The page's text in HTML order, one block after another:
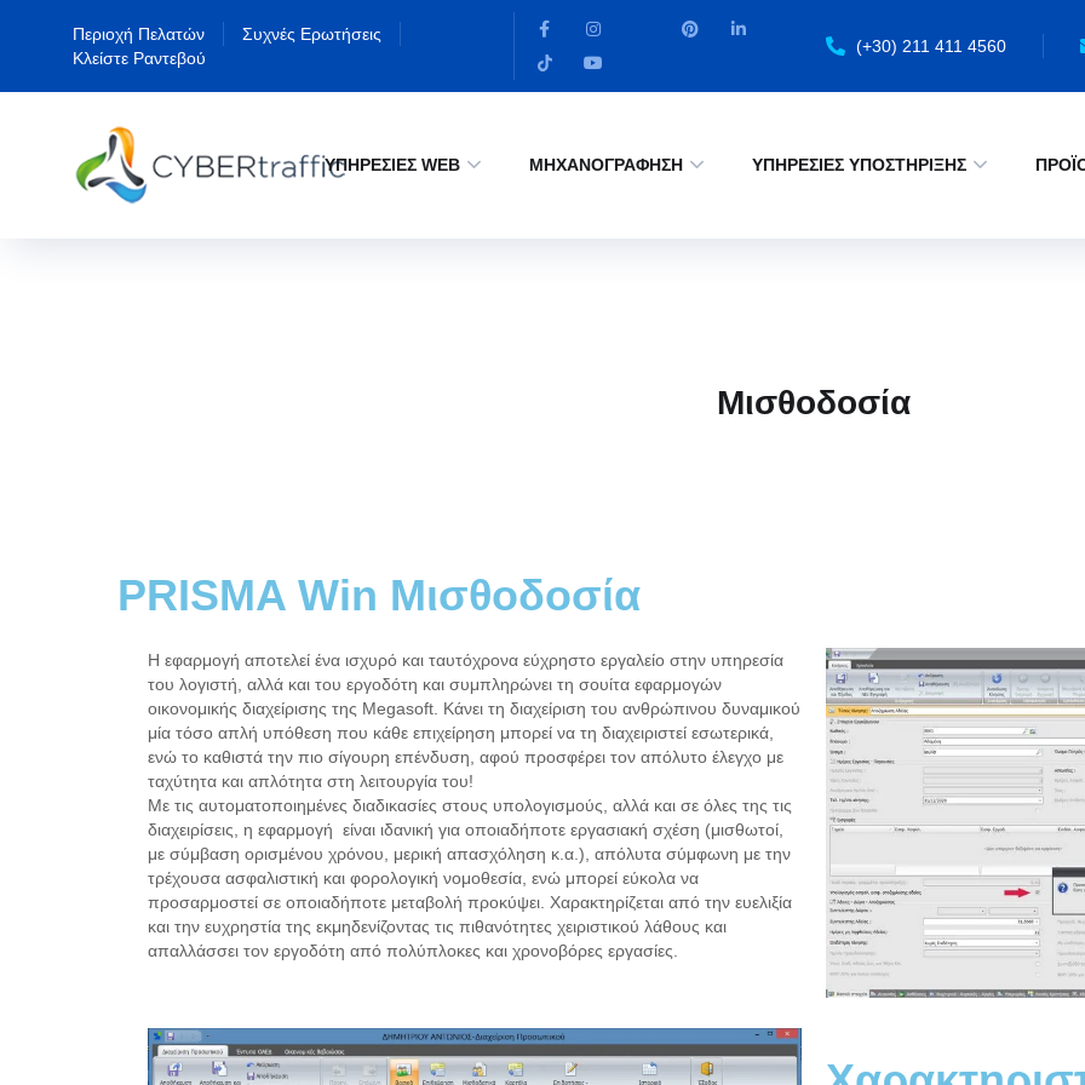
Περιοχή Πελατών
Συχνές Ερωτήσεις
Κλείστε Ραντεβού
(+30) 211 411 4560
ΥΠΗΡΕΣΙΕΣ WEB ΜΗΧΑΝΟΓΡΑΦΗΣΗ ΥΠΗΡΕΣΙΕΣ ΥΠΟΣΤΗΡΙΞΗΣ
Μισθοδοσία
PRISMA Win Μισθοδοσία
H εφαρμογή αποτελεί ένα ισχυρό και ταυτόχρονα εύχρηστο εργαλείο στην υπηρεσία
του λογιστή, αλλά και του εργοδότη και συμπληρώνει τη σουίτα εφαρμογών
οικονομικής διαχείρισης της Megasoft. Κάνει τη διαχείριση του ανθρώπινου δυναμικού
μία τόσο απλή υπόθεση που κάθε επιχείρηση μπορεί να τη διαχειριστεί εσωτερικά,
ενώ το καθιστά την πιο σίγουρη επένδυση, αφού προσφέρει τον απόλυτο έλεγχο με
ταχύτητα και απλότητα στη λειτουργία του!
Με τις αυτοματοποιημένες διαδικασίες στους υπολογισμούς, αλλά και σε όλες της τις
διαχειρίσεις, η εφαρμογή είναι ιδανική για οποιαδήποτε εργασιακή σχέση (μισθωτοί,
με σύμβαση ορισμένου χρόνου, μερική απασχόληση κ.α.), απόλυτα σύμφωνη με την
τρέχουσα ασφαλιστική και φορολογική νομοθεσία, ενώ μπορεί εύκολα να
προσαρμοστεί σε οποιαδήποτε μεταβολή προκύψει. Χαρακτηρίζεται από την ευελιξία
και την ευχρηστία της εκμηδενίζοντας τις πιθανότητες χειριστικού λάθους και
απαλλάσσει τον εργοδότη από πολύπλοκες και χρονοβόρες εργασίες.